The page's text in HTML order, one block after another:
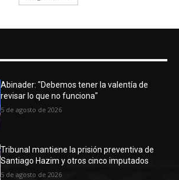
Abinader: "Debemos tener la valentía de
revisar lo que no funciona"
5 de agosto de 2026
Tribunal mantiene la prisión preventiva de
Santiago Hazim y otros cinco imputados
5 de agosto de 2026